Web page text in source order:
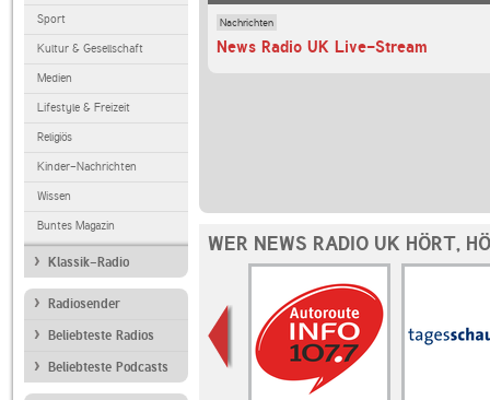
Sport
Kultur & Gesellschaft
Medien
Lifestyle & Freizeit
Religiös
Kinder-Nachrichten
Wissen
Buntes Magazin
Klassik-Radio
Radiosender
Beliebteste Radios
Beliebteste Podcasts
Nachrichten
News Radio UK Live-Stream
WER NEWS RADIO UK HÖRT,